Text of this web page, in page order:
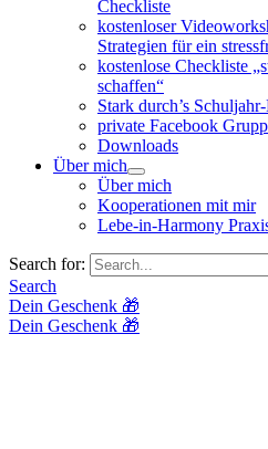
Checkliste
kostenloser
Strategien für ein
kostenlose Checkliste
schaffen“
Stark durch’s
private Facebook
Downloads
Über mich
Über mich
Kooperationen mit mir
Lebe-in-Harmony
Search for:
Search
Dein Geschenk 🎁
Dein Geschenk 🎁